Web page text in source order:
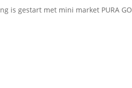
is gestart met mini market PURA GO